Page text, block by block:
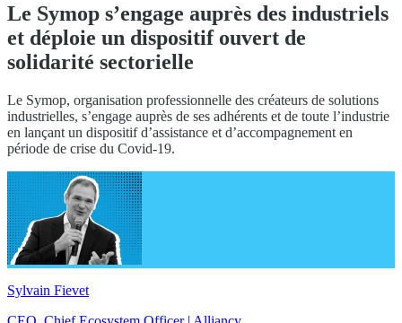
Le Symop s’engage auprès des industriels
et déploie un dispositif ouvert de
solidarité sectorielle
Le Symop, organisation professionnelle des créateurs de solutions
industrielles, s’engage auprès de ses adhérents et de toute l’industrie
en lançant un dispositif d’assistance et d’accompagnement en
période de crise du Covid-19.
Sylvain Fievet